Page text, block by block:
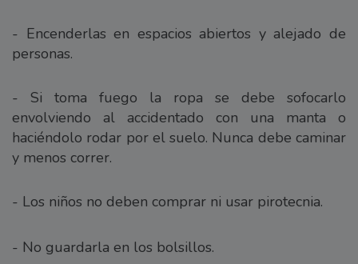
- Encenderlas en espacios abiertos y alejado de
personas.
- Si toma fuego la ropa se debe sofocarlo
envolviendo al accidentado con una manta o
haciéndolo rodar por el suelo. Nunca debe caminar
y menos correr.
- Los niños no deben comprar ni usar pirotecnia.
- No guardarla en los bolsillos.